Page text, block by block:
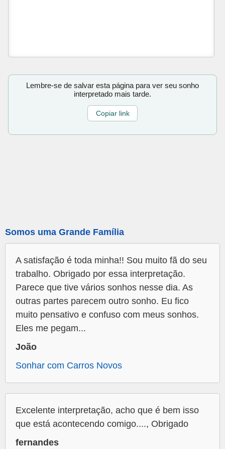
Lembre-se de salvar esta página para ver seu sonho
interpretado mais tarde.
Copiar link
Somos uma Grande Família
A satisfação é toda minha!! Sou muito fã do seu
trabalho. Obrigado por essa interpretação.
Parece que tive vários sonhos nesse dia. As
outras partes parecem outro sonho. Eu fico
muito pensativo e confuso com meus sonhos.
Eles me pegam...
João
Sonhar com Carros Novos
Excelente interpretação, acho que é bem isso
que está acontecendo comigo...., Obrigado
fernandes